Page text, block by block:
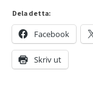
Dela detta:
Facebook
Skriv ut